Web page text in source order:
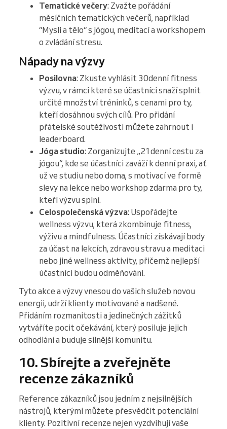
Tematické večery: Zvažte pořádání
měsíčních tematických večerů, například
“Mysli a tělo“ s jógou, meditací a workshopem
o zvládání stresu.
Nápady na výzvy
Posilovna: Zkuste vyhlásit 30denní fitness
výzvu, v rámci které se účastníci snaží splnit
určité množství tréninků, s cenami pro ty,
kteří dosáhnou svých cílů. Pro přidání
přátelské soutěživosti můžete zahrnout i
leaderboard.
Jóga studio: Zorganizujte „21denní cestu za
jógou“, kde se účastníci zaváží k denní praxi, ať
už ve studiu nebo doma, s motivací ve formě
slevy na lekce nebo workshop zdarma pro ty,
kteří výzvu splní.
Celospolečenská výzva: Uspořádejte
wellness výzvu, která zkombinuje fitness,
výživu a mindfulness. Účastníci získávají body
za účast na lekcích, zdravou stravu a meditaci
nebo jiné wellness aktivity, přičemž nejlepší
účastníci budou odměňováni.
Tyto akce a výzvy vnesou do vašich služeb novou
energii, udrží klienty motivované a nadšené.
Přidáním rozmanitosti a jedinečných zážitků
vytváříte pocit očekávání, který posiluje jejich
odhodlání a buduje silnější komunitu.
10. Sbírejte a zveřejněte
recenze zákazníků
Reference zákazníků jsou jedním z nejsilnějších
nástrojů, kterými můžete přesvědčit potenciální
klienty. Pozitivní recenze nejen vyzdvihují vaše